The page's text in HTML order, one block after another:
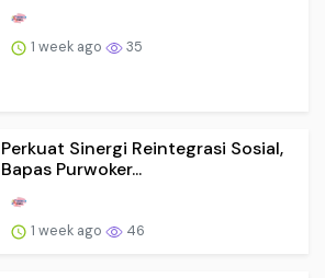
1 week ago 35
Perkuat Sinergi Reintegrasi Sosial,
Bapas Purwoker...
1 week ago 46